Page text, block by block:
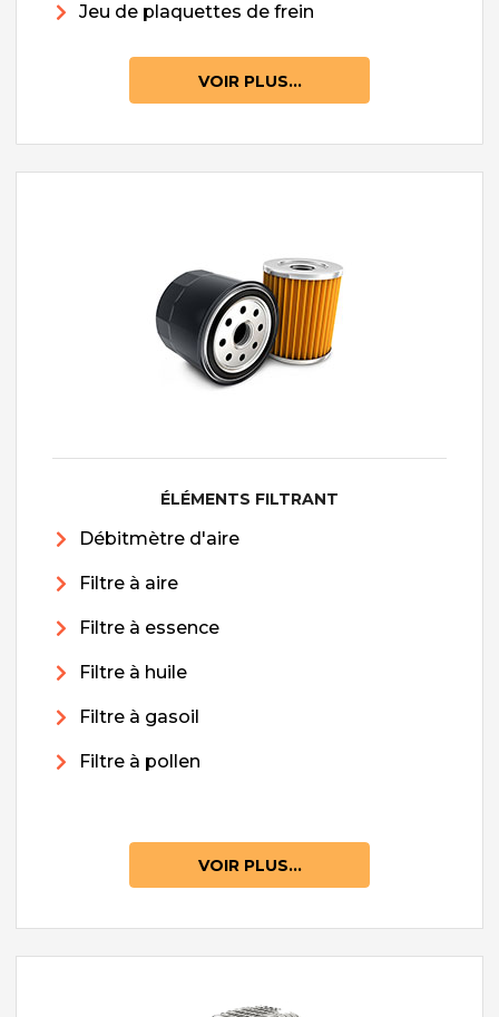
Jeu de plaquettes de frein
VOIR PLUS...
ÉLÉMENTS FILTRANT
Débitmètre d'aire
Filtre à aire
Filtre à essence
Filtre à huile
Filtre à gasoil
Filtre à pollen
VOIR PLUS...